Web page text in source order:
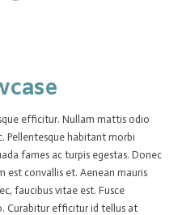
efficitur. Nullam mattis odio
Pellentesque habitant morbi
fames ac turpis egestas. Donec
convallis et. Aenean mauris
faucibus vitae est. Fusce
Curabitur efficitur id tellus at